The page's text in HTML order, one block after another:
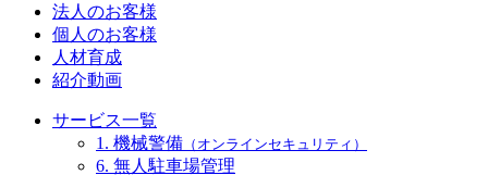
法人のお客様
個人のお客様
人材育成
紹介動画
サービス一覧
1. 機械警備 （オンラインセキュリティ）
6. 無人駐車場管理